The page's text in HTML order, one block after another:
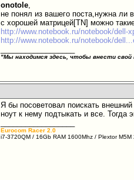
onotole,
не понял из вашего поста,нужна ли
с хорошей матрицей[TN] можно
http://www.notebook.ru/notebook/dell-
http://www.notebook.ru/notebook/
"Мы находимся здесь, чтобы внести
Я бы посоветовал поискать
ноут к нему подтыкать и все. Тогда
Eurocom Racer 2.0
i7-3720QM / 16Gb RAM 1600Mhz / Plextor